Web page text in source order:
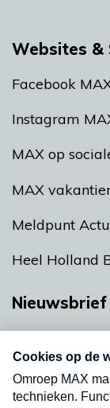
Websites &
Facebook
Instagram
MAX op
MAX
Meldpunt
Heel Holland
Nieuwsbrief
nieuwsbrief.
uw mailbox.